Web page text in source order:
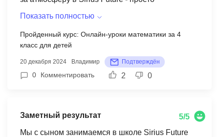
потрясающая! Здесь царит дух дружбы и
на занятия и находит новых друзей
Показать полностью
Пройденный курс: Онлайн-уроки математики за 4
класс для детей
20 декабря 2024 Владимир Подтверждён
0 Комментировать 2 0
Заметный результат
5/5
Мы с сыном занимаемся в школе Sirius Future